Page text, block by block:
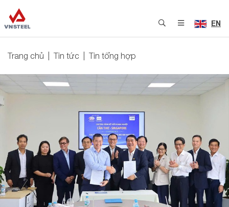
EN
Trang chủ Tin tức Tin tổng hợp